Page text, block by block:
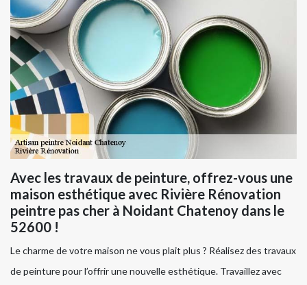
Avec les travaux de peinture, offrez-vous une
maison esthétique avec Rivière Rénovation
peintre pas cher à Noidant Chatenoy dans le
52600 !
Le charme de votre maison ne vous plait plus ? Réalisez des travaux
de peinture pour l’offrir une nouvelle esthétique. Travaillez avec